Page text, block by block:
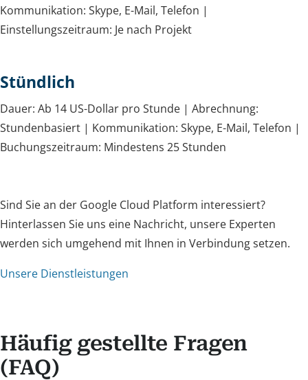
Kommunikation: Skype, E-Mail, Telefon |
Einstellungszeitraum: Je nach Projekt
Stündlich
Dauer: Ab 14 US-Dollar pro Stunde | Abrechnung:
Stundenbasiert | Kommunikation: Skype, E-Mail, Telefon |
Buchungszeitraum: Mindestens 25 Stunden
Sind Sie an der Google Cloud Platform interessiert?
Hinterlassen Sie uns eine Nachricht, unsere Experten
werden sich umgehend mit Ihnen in Verbindung setzen.
Unsere Dienstleistungen
Häufig gestellte Fragen
(FAQ)